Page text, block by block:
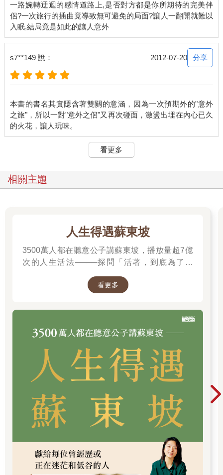
一路婉轉迂迴的感情道路上,是否對方都是你所期待的完美伴
侶?一次旅行的插曲竟導致無可避免的局面?讓人一翻開就難以
入眠,結局竟是如此的讓人意外
s7**149 說： 2012-07-20 分享
本書的書名其實隱含著雙關的意涵，因為一次預期外的"意外
之旅"，所以一對"意外之侶"又再次碰面，激盪出埋在內心已久
看更多
相關主題
人生得遇蘇東坡
3500萬人都在聽意公子講蘇東坡，播放量超7億
次的人生活法────探問「活著，到底為了什
看更多